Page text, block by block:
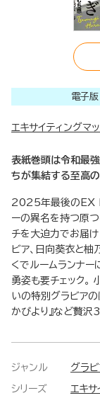
電子版
エキサイティングマ
表紙巻頭は令和最
ちが集結する至高
2025年最後のEX
ーの異名を持つ原
チを大迫力でお届
ビア、日向葵衣と柚
くでルームランナ
勇姿も要チェック。
いの特別グラビアの
かびより』など贅沢
ジャンル グラビ
シリーズ エキ